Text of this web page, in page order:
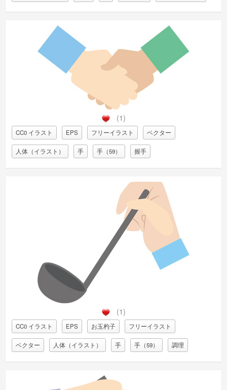
(1)
CC0 イラスト EPS フリーイラスト ベクター
人体（イラスト） 手 手（59） 握手
(1)
CC0 イラスト EPS お玉杓子 フリーイラスト
ベクター 人体（イラスト） 手 手（59） 調理